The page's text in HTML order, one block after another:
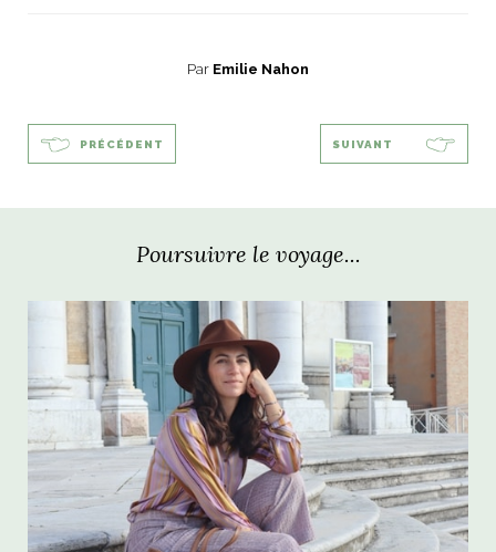
Par Emilie Nahon
PRÉCÉDENT SUIVANT
Poursuivre le voyage...